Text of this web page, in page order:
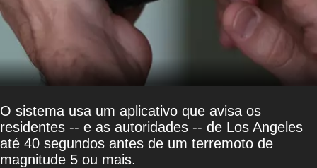
O sistema usa um aplicativo que avisa os
residentes -- e as autoridades -- de Los Angeles
até 40 segundos antes de um terremoto de
magnitude 5 ou mais.